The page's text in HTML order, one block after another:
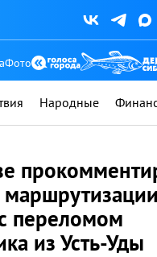
Фото
Народные
переломом
из Усть-Уды